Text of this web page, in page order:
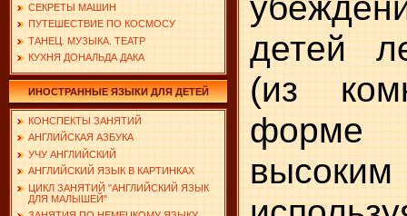
СЕКРЕТЫ МАШИН
ПУТЕШЕСТВИЕ ПО КОСМОСУ
ТАНЕЦ. МУЗЫКА. ТЕАТР
КУХНЯ ДОНАЛЬДА ДАКА
ИНОСТРАННЫЕ ЯЗЫКИ ДЛЯ ДЕТЕЙ
КОНСПЕКТЫ ЗАНЯТИЙ
АНГЛИЙСКАЯ АЗБУКА
УЧУ АНГЛИЙСКИЙ
АНГЛИЙСКИЙ ЯЗЫК В КАРТИНКАХ
ЦИКЛ ЗАНЯТИЙ "АНГЛИЙСКИЙ ЯЗЫК
ДЛЯ МАЛЫШЕЙ"
детей
(из